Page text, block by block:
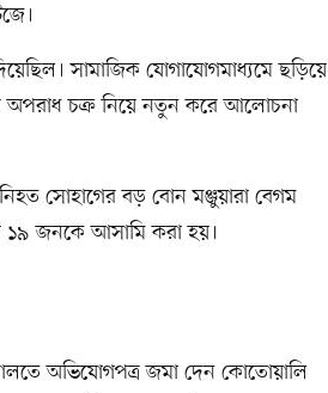
সামাজিক যোগাযোগমাধ্যমে ছড়িয়ে
অপরাধ চক্র নিয়ে নতুন করে আলোচনা
সোহাগের বড় বোন মঞ্জুয়ারা বেগম
১৯ জনকে আসামি করা হয়।
অভিযোগপত্র জমা দেন কোতোয়ালি